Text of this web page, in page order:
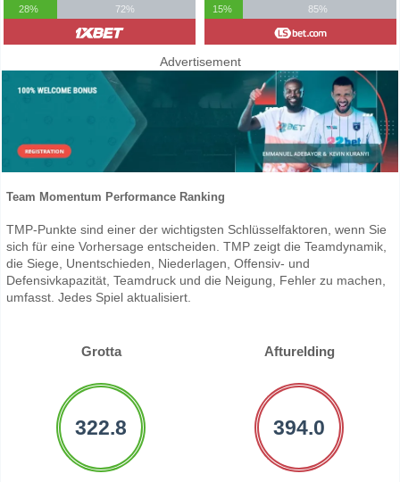
28%
72%
15%
85%
Advertisement
Team Momentum Performance Ranking
TMP-Punkte sind einer der wichtigsten Schlüsselfaktoren, wenn Sie
sich für eine Vorhersage entscheiden. TMP zeigt die Teamdynamik,
die Siege, Unentschieden, Niederlagen, Offensiv- und
Defensivkapazität, Teamdruck und die Neigung, Fehler zu machen,
umfasst. Jedes Spiel aktualisiert.
Grotta Afturelding
322.8 394.0